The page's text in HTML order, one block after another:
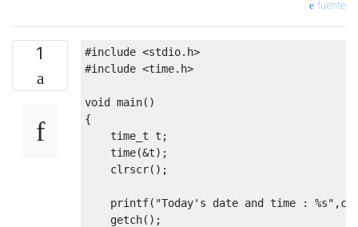
fuente
1 #include <stdio.h>
#include <time.h>
void main()
{
time_t t ;
    time
(&t);
    clrscr
();
    printf
( "Today's date and time : %s" ,
    getch
();